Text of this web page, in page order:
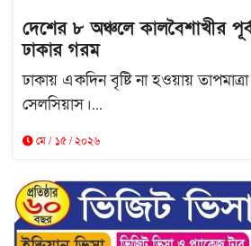
দেশের ৮ অঞ্চলে কালবৈশাখীর
ঢাকার গরম
ঢাকায় একদিন বৃষ্টি না হওয়ায়
সেলসিয়াস।...
মে / ১৫ / ২০২৬